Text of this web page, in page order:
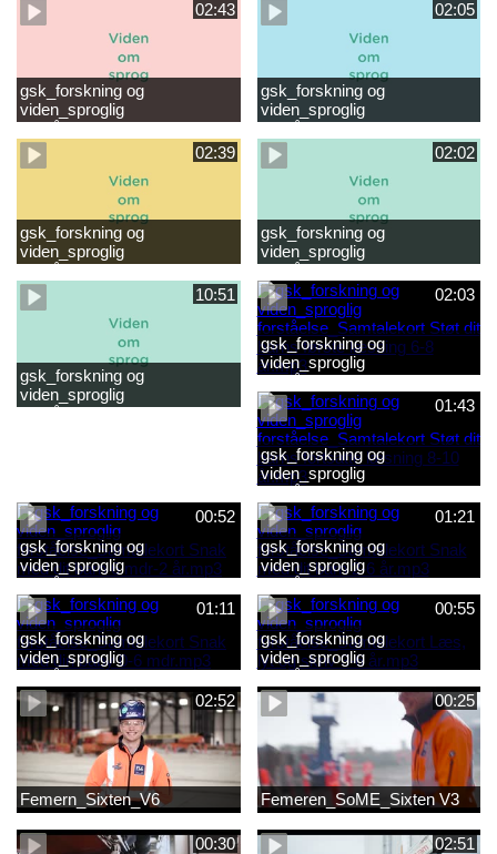
læsevanskeligheder.mp4
første læsning 6-8 år.mp4
02:43
gsk_forskning og
viden_sproglig
forståelse_Støt dit barns
fortsatte læsning 8-10 år.mp4
02:05
gsk_forskning og
viden_sproglig
forståelse_Snak med dit barn
6 mdr-2 år.mp4
02:39
gsk_forskning og
viden_sproglig
forståelse_Snak med dit barn
2-6 år.mp4
02:02
gsk_forskning og
viden_sproglig
forståelse_Snak med din
baby 0-6 mdr.mp4
10:51
gsk_forskning og
viden_sproglig
forståelse_Barnets sproglige
02:03
gsk_forskning og
viden_sproglig
forståelse_Samtalekort Støt
dit barns første læsning 6-8
år.mp3
01:43
gsk_forskning og
viden_sproglig
forståelse_Samtalekort Støt
dit barns fortsatte læsning 8-
10 år.mp3
00:52
gsk_forskning og
viden_sproglig
forståelse_Samtalekort Snak
med dit barn 6 mdr-2 år.mp3
01:21
gsk_forskning og
viden_sproglig
forståelse_Samtalekort Snak
med dit barn 2-6 år.mp3
01:11
gsk_forskning og
viden_sproglig
forståelse_Samtalekort Snak
med din baby 0-6 mdr.mp3
00:55
gsk_forskning og
viden_sproglig
forståelse_Samtalekort Læs,
lyt og skriv 3-6 år.mp3
02:52
Femern_Sixten_V6
00:25
Femeren_SoME_Sixten V3
00:30 02:51